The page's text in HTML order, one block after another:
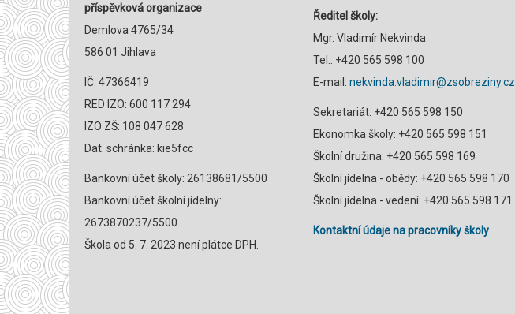
příspěvková organizace
Demlova 4765/34
586 01 Jihlava
IČ: 47366419
RED IZO: 600 117 294
IZO ZŠ: 108 047 628
Dat. schránka: kie5fcc
Bankovní účet školy: 26138681/5500
Bankovní účet školní jídelny:
2673870237/5500
Škola od 5. 7. 2023 není plátce DPH.
Ředitel školy:
Mgr. Vladimír Nekvinda
Tel.: +420 565 598 100
E-mail: nekvinda.vladimir@zsobreziny.cz
Sekretariát: +420 565 598 150
Ekonomka školy: +420 565 598 151
Školní družina: +420 565 598 169
Školní jídelna - obědy: +420 565 598 170
Školní jídelna - vedení: +420 565 598 171
Kontaktní údaje na pracovníky školy